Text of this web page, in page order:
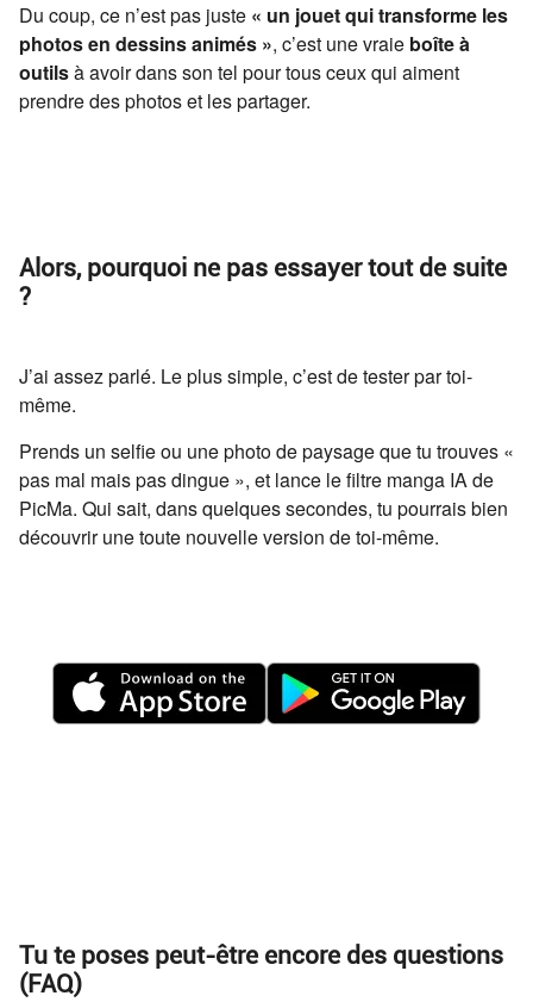
Du coup, ce n’est pas juste « un jouet qui transforme les
photos en dessins animés », c’est une vraie boîte à
outilsà avoir dans son tel pour tous ceux qui aiment
prendre des photos et les partager.
Alors, pourquoi ne pas essayer tout de suite
?
J’ai assez parlé. Le plus simple, c’est de tester par toi-
même.
Prends un selfie ou une photo de paysage que tu trouves «
pas mal mais pas dingue », et lance le filtre manga IA de
PicMa. Qui sait, dans quelques secondes, tu pourrais bien
découvrir une toute nouvelle version de toi-même.
Tu te poses peut-être encore des questions
(FAQ)